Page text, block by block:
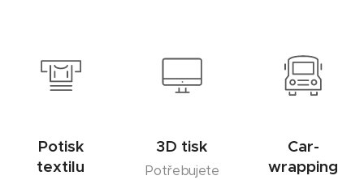
Potisk
textilu
3D tisk
Potřebujete
Car-
wrapping